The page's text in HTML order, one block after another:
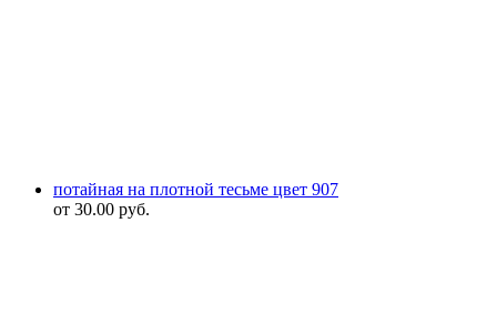
потайная на плотной тесьме цвет 907
от 30.00 руб.